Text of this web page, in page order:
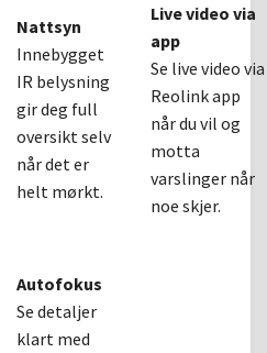
Nattsyn
Innebygget
IR belysning
gir deg full
oversikt selv
når det er
helt mørkt.
Live video via
app
Se live video via
Reolink app
når du vil og
motta
varslinger når
noe skjer.
Autofokus
Se detaljer
klart med